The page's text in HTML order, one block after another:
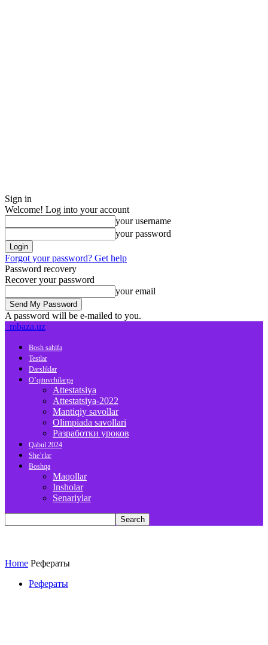
Sign in
Welcome! Log into your account
your username
your password
Forgot your password? Get help
Password recovery
Recover your password
your email
A password will be e-mailed to you.
mbaza.uz
Bosh sahifa
Testlar
Darsliklar
O’qituvchilarga
Attestatsiya
Attestatsiya-2022
Mantiqiy savollar
Olimpiada savollari
Разработки уроков
Qabul 2024
She’rlar
Boshqa
Maqollar
Insholar
Senariylar
Home Рефераты
Рефераты